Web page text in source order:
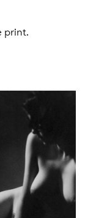
print.